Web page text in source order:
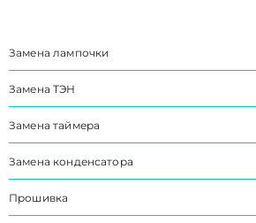
Замена лампочки
Замена ТЭН
Замена таймера
Замена конденсатора
Прошивка